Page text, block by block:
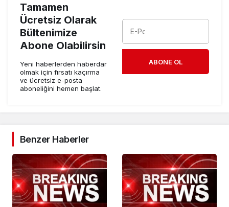
Tamamen
Ücretsiz Olarak
Bültenimize
Abone Olabilirsin
Yeni haberlerden haberdar
olmak için fırsatı kaçırma
ve ücretsiz e-posta
aboneliğini hemen başlat.
ABONE OL
Benzer Haberler